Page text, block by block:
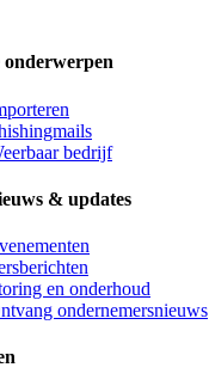
onderwerpen
bedrijf
& updates
en onderhoud
ondernemersnieuws